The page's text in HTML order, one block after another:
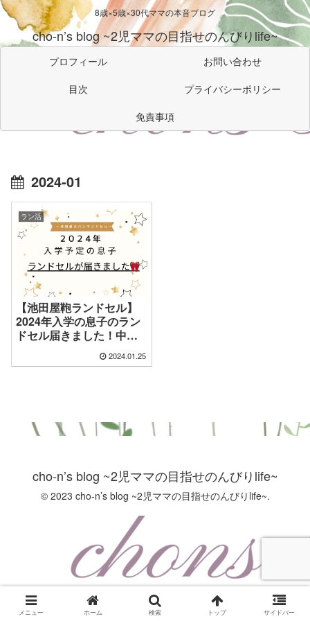
8歳×5歳×30代ママの本音ブログ
cho-n’s blog ~2児ママの目指せのんびりlife~
プロフィール
お問い合わせ
目次
プライバシーポリシー
免責事項
2024-01
ラン活
【池田屋鞄ランドセル】
2024年入学の息子のラン
ドセル届きました！中身
2024.01.25
cho-n’s blog ~2児ママの目指せのんびりlife~
© 2023 cho-n’s blog ~2児ママの目指せのんびりlife~.
メニュー ホーム 検索 トップ サイドバー